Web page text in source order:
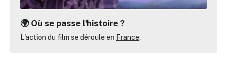
🌍 Où se passe l'histoire ?
L'action du film se déroule en France.